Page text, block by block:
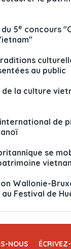
5e concours
au public
la culture
de
se
Wallonie-
Festival de
NOUS